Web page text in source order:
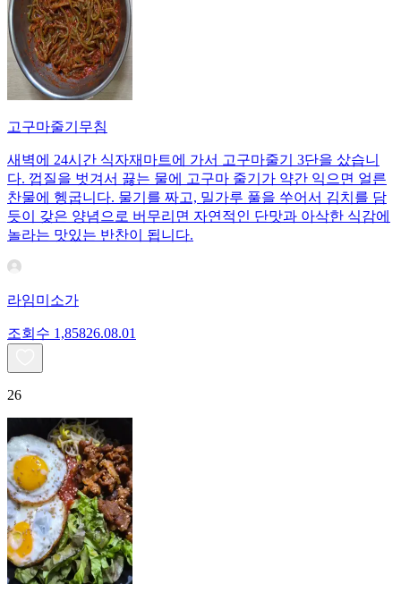
고구마줄기무침
새벽에 24시간 식자재마트에 가서 고구마줄기 3단을 샀습니
다. 껍질을 벗겨서 끓는 물에 고구마 줄기가 약간 익으면 얼른
찬물에 헹굽니다. 물기를 짜고, 밀가루 풀을 쑤어서 김치를 담
듯이 갖은 양념으로 버무리면 자연적인 단맛과 아삭한 식감에
놀라는 맛있는 반찬이 됩니다.
라임미소가
조회수 1,85826.08.01
26